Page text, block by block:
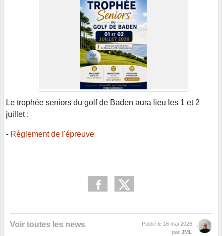
Le trophée seniors du golf de Baden aura lieu les 1 et 2
juillet :
- Règlement de l'épreuve
Voir toutes les news Publié le 16 mai 2026
par JML